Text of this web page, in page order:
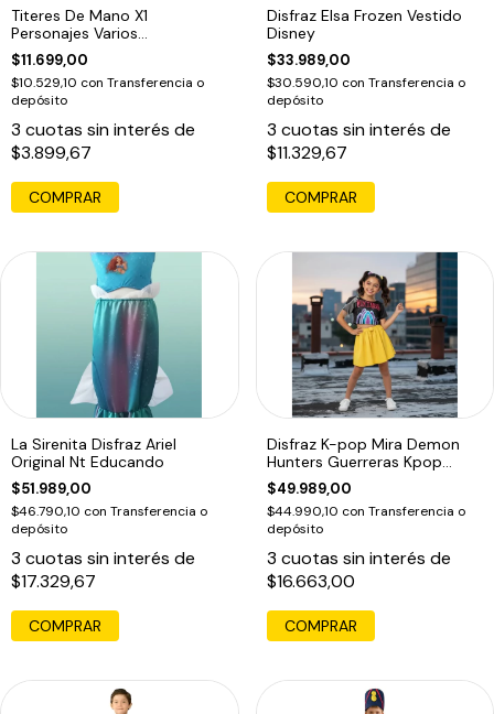
Titeres De Mano X1
Personajes Varios
Dramatizacion Educando
$11.699,00
$10.529,10 con Transferencia o
depósito
3 cuotas sin interés de
$3.899,67
COMPRAR
Disfraz Elsa Frozen Vestido
Disney
$33.989,00
$30.590,10 con Transferencia o
depósito
3 cuotas sin interés de
$11.329,67
COMPRAR
La Sirenita Disfraz Ariel
Original Nt Educando
$51.989,00
$46.790,10 con Transferencia o
depósito
3 cuotas sin interés de
$17.329,67
COMPRAR
Disfraz K-pop Mira Demon
Hunters Guerreras Kpop
Infantil Mira
$49.989,00
$44.990,10 con Transferencia o
depósito
3 cuotas sin interés de
$16.663,00
COMPRAR